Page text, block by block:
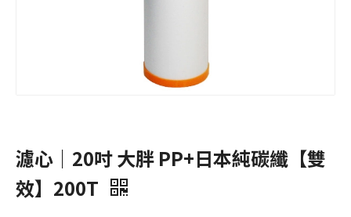
濾心｜20吋 大胖 PP+日本純碳纖【雙
效】200T